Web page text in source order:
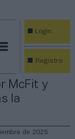
Login
Registro
McFit y
la
de 2025